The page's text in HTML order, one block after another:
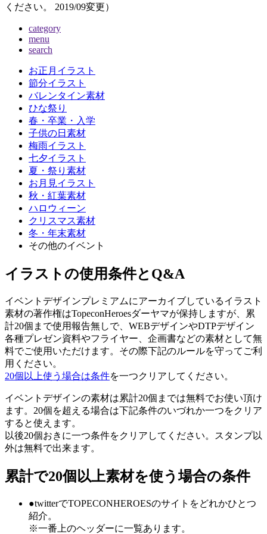
ください。 2019/09変更）
category
menu
search
お正月イラスト
節分イラスト
バレンタイン素材
ひな祭り
春・卒業・入学
子供の日素材
梅雨イラスト
七夕イラスト
夏・祭り素材
お月見イラスト
秋・紅葉素材
ハロウィーン
クリスマス素材
冬・年末素材
その他のイベント
イラストの使用条件とQ&A
イベントデザインプレミアムにアーカイブしているイラスト
素材の著作権はTopeconHeroesダーヤマが保持しますが、累
計20個まで使用報告無しで、WEBデザインやDTPデザイン
各種プレゼン資料やフライヤー、企画書などの素材として無
料でご使用いただけます。その際下記のルールを守ってご利
用ください。
20個以上使う場合は条件を一つクリアしてください。
イベントデザインの素材は累計20個までは無料でお使い頂け
ます。20個を超える場合は下記条件のいづれか一つをクリア
すると使えます。
以後20個おきに一つ条件をクリアしてください。スタンプ以
外は無料で出来ます。
累計で20個以上素材を使う場合の条件
●twitterでTOPECONHEROESのサイトをどれかひとつ
紹介。
※一番上のヘッダーに一覧あります。